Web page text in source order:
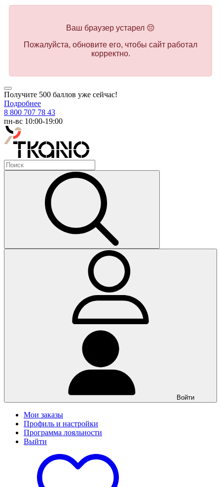
Ваш браузер устарел 😔
Пожалуйста, обновите его, чтобы сайт работал
корректно.
Получите 500 баллов уже сейчас!
Подробнее
8 800 707 78 43
пн-вс 10:00-19:00
Войти
Мои заказы
Профиль и настройки
Программа лояльности
Выйти